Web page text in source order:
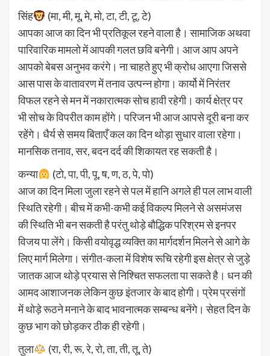
सिंह
(मा, मी, मू, मे, मो, टा, टी, टू, टे)
आपका आज का दिन भी प्रतिकूल रहने वाला है। सामाजिक अथवा
पारिवारिक मामलो में आपकी गलत छवि बनेगी। आज आप अपने
आपको बेबस अनुभव करंगे। ना चाहते हुए भी क्रोध आएगा जिससे
आस पास के वातावरण में तनाव उत्पन्न होगा। कार्यो में निरंतर
विफल रहने से मन में नकारात्मक सोच हावी रहेगी। कार्य क्षेत्र पर
भी सोच के विपरीत काम होंगे। परिजन भी आज आपसे दूरी बना कर
रहेंगे। धैर्य से समय बिताएँ कल का दिन थोड़ा सुधार वाला रहेगा।
मानसिक तनाव, सर, बदन दर्द की शिकायत रह सकती है।
कन्या
(टो, पा, पी, पू, ष, ण, ठ, पे, पो)
आज का दिन मिला जुला रहने से पल में हानि अगले ही पल लाभ वाली
स्थिति रहेगी। बीच में कभी-कभी कई विकल्प मिलने से असमंजस
की स्थिति भी बन सकती है परंतु थोड़े बौद्धिक परिश्रम से इनपर
विजय पा लेंगे। किसी वयोवृद्ध व्यक्ति का मार्गदर्शन मिलने से आगे के
लिए मार्ग मिलेगा। संगीत-कला में विशेष रूचि रहेगी इस क्षेत्र से जुड़े
जातक आज थोड़े प्रयास से निश्चित सफलता पा सकते है। धन की
आमद आशाजनक लेकिन कुछ इंतजार के बाद होगी। प्रेम प्रसंगों
में थोड़े रूठने मनाने के बाद भावनात्मक सम्बन्ध बनेंगे। सेहत दिन के
कुछ भाग को छोड़कर ठीक ही रहेगी।
तुला
(रा, री, रू, रे, रो, ता, ती, तू, ते)